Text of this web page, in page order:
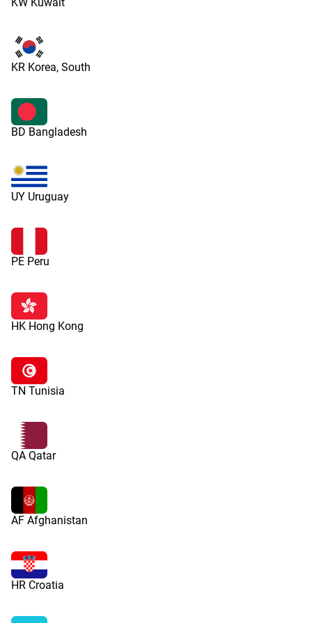
KR Korea, South
BD Bangladesh
UY Uruguay
PE Peru
HK Hong Kong
TN Tunisia
QA Qatar
AF Afghanistan
HR Croatia